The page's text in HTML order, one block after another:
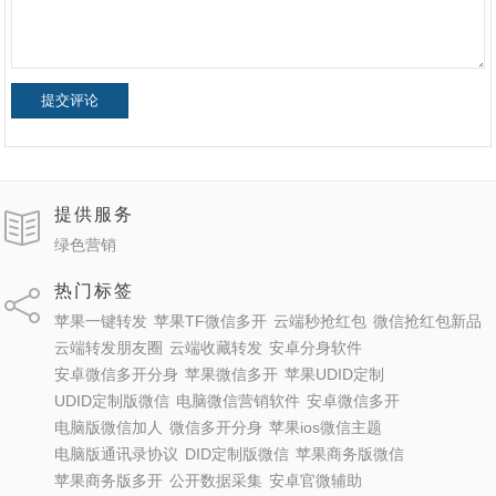
提交评论
提供服务
绿色营销
热门标签
苹果一键转发 苹果TF微信多开 云端秒抢红包 微信抢红包新品
云端转发朋友圈 云端收藏转发 安卓分身软件
安卓微信多开分身 苹果微信多开 苹果UDID定制
UDID定制版微信 电脑微信营销软件 安卓微信多开
电脑版微信加人 微信多开分身 苹果ios微信主题
电脑版通讯录协议 DID定制版微信 苹果商务版微信
苹果商务版多开 公开数据采集 安卓官微辅助